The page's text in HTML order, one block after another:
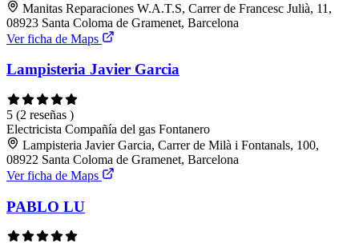
Manitas Reparaciones W.A.T.S, Carrer de Francesc Julià, 11,
08923 Santa Coloma de Gramenet, Barcelona
Ver ficha de Maps
Lampisteria Javier Garcia
5 (2 reseñas )
Electricista Compañía del gas Fontanero
Lampisteria Javier Garcia, Carrer de Milà i Fontanals, 100,
08922 Santa Coloma de Gramenet, Barcelona
Ver ficha de Maps
PABLO LU